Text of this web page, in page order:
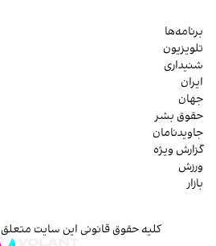
برنامه‌ها
تلویزیون
شنیداری
ایران
جهان
حقوق بشر
جاویدنامان
گزارش ویژه
ورزش
بازار
کلیه حقوق قانونی این سایت